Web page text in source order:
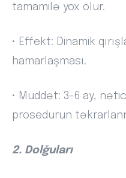
tamamilə yox olur.
• Effekt: Dinamik
hamarlaşması.
• Müddət: 3-6 ay,
prosedurun
2. Dolğuları